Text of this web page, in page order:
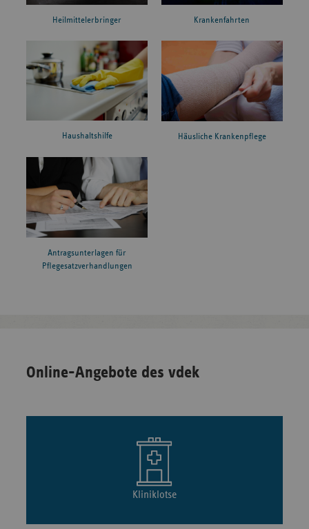
Heilmittelerbringer Krankenfahrten
Haushaltshilfe Häusliche Krankenpflege
Antragsunterlagen für
Pflegesatzverhandlungen
Online-Angebote des vdek
Kliniklotse